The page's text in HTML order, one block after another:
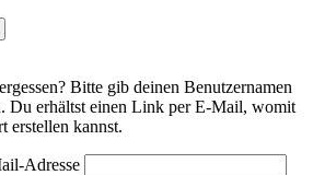
Bitte gib deinen Benutzernamen
Du erhältst einen Link per E-Mail, womit
erstellen kannst.
Adresse